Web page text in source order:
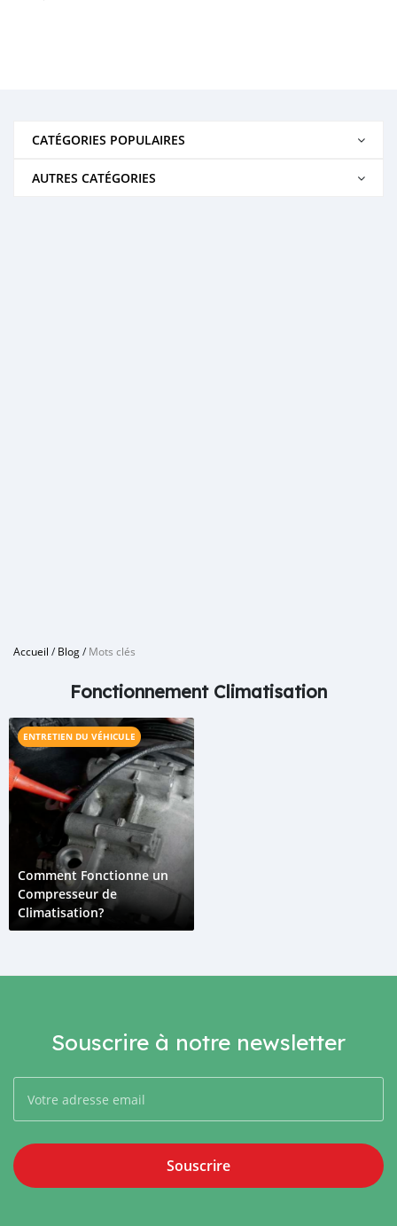
CATÉGORIES POPULAIRES
AUTRES CATÉGORIES
Accueil /Blog/Mots clés
Fonctionnement Climatisation
ENTRETIEN DU VÉHICULE
Comment Fonctionne un
Compresseur de
Climatisation?
Souscrire à notre newsletter
Souscrire